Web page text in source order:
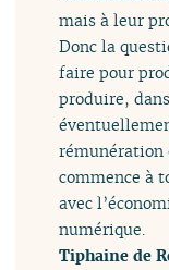
mais à leur
Donc la
faire pour
produire,
rémunération
commence à
avec
numérique.
Tiphaine de